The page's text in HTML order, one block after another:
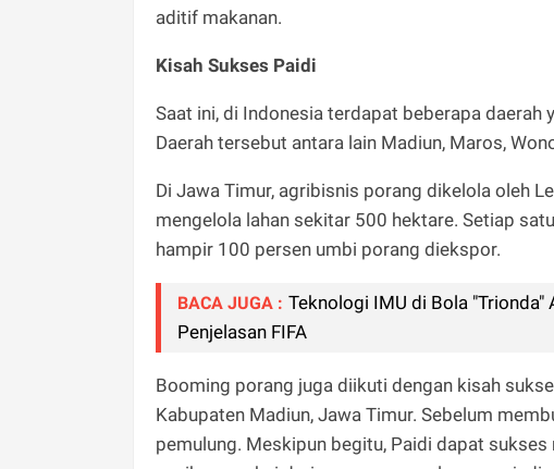
aditif makanan.
Kisah Sukses Paidi
Saat ini, di Indonesia terdapat beberapa
Daerah tersebut antara lain Madiun, Maros,
Di Jawa Timur, agribisnis porang dikelola oleh
mengelola lahan sekitar 500 hektare. Setiap
hampir 100 persen umbi porang diekspor.
BACA JUGA : Teknologi IMU di Bola "Trionda"
Penjelasan FIFA
Booming porang juga diikuti dengan kisah
Kabupaten Madiun, Jawa Timur. Sebelum
pemulung. Meskipun begitu, Paidi dapat